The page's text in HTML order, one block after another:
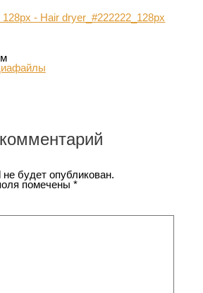
будет опубликован.
помечены*